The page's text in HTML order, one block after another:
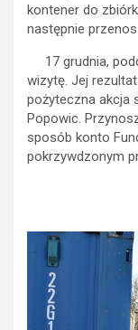
kontener do
następnie
17 grudnia,
wizytę. Jej
pożyteczna akcja
Popowic.
sposób konto
pokrzywdzonym